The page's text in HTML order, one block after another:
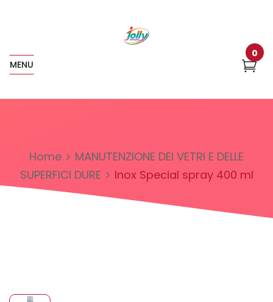
MENU
0
Home
MANUTENZIONE DEI VETRI E DELLE
SUPERFICI DURE
Inox Special spray 400 ml